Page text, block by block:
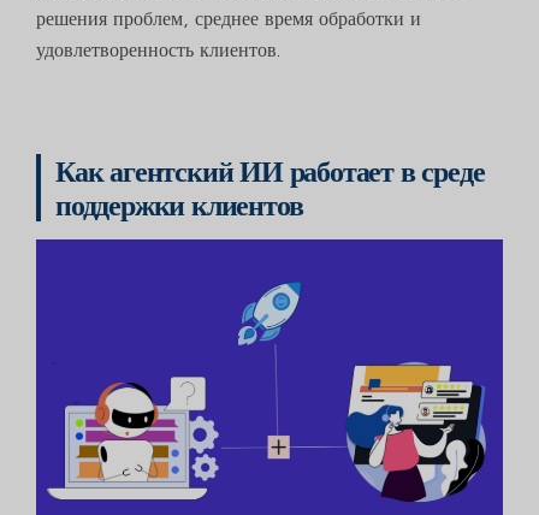
решения проблем, среднее время обработки и
удовлетворенность клиентов.
Как агентский ИИ работает в среде
поддержки клиентов